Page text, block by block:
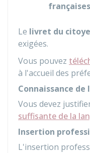
françaises
Le livret du
exigées.
Vous pouvez
à l'accueil des
Connaissance
Vous devez
suffisante de la
Insertion
L'insertion